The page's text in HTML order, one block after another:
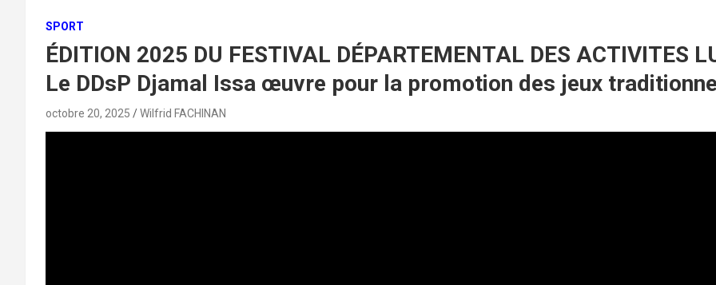
SPORT
ÉDITION 2025 DU FESTIVAL DÉPARTEMENTAL DES ACTIVITES
Le DDsP Djamal Issa œuvre pour la promotion des jeux
octobre 20, 2025 Wilfrid FACHINAN